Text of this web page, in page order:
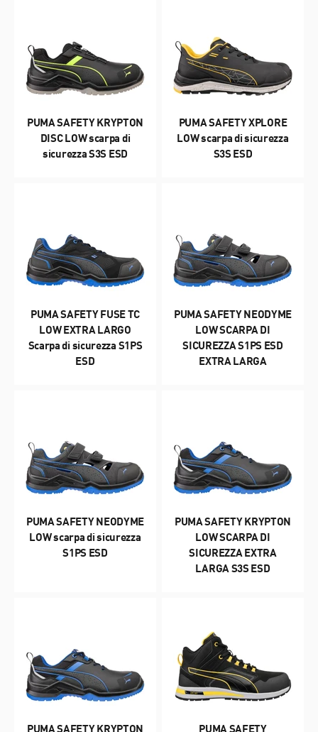
PUMA SAFETY KRYPTON
DISC LOW scarpa di
sicurezza S3S ESD
PUMA SAFETY XPLORE
LOW scarpa di sicurezza
S3S ESD
PUMA SAFETY FUSE TC
LOW EXTRA LARGO
Scarpa di sicurezza S1PS
ESD
PUMA SAFETY NEODYME
LOW SCARPA DI
SICUREZZA S1PS ESD
EXTRA LARGA
PUMA SAFETY NEODYME
LOW scarpa di sicurezza
S1PS ESD
PUMA SAFETY KRYPTON
LOW SCARPA DI
SICUREZZA EXTRA
LARGA S3S ESD